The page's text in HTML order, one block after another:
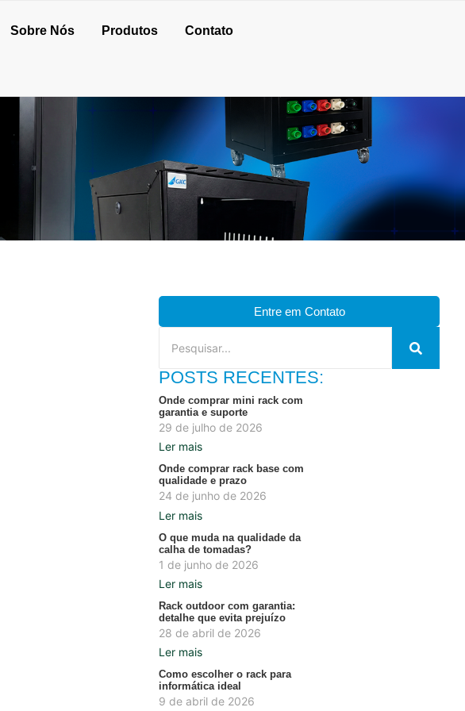
Sobre Nós Produtos Contato
Entre em Contato
POSTS RECENTES:
Onde comprar mini rack com
garantia e suporte
29 de julho de 2026
Ler mais
Onde comprar rack base com
qualidade e prazo
24 de junho de 2026
Ler mais
O que muda na qualidade da
calha de tomadas?
1 de junho de 2026
Ler mais
Rack outdoor com garantia:
detalhe que evita prejuízo
28 de abril de 2026
Ler mais
Como escolher o rack para
informática ideal
9 de abril de 2026